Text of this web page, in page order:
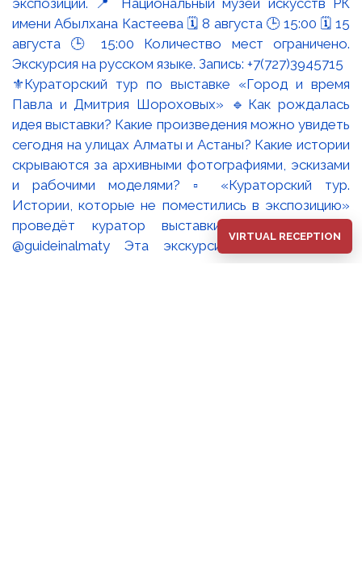
⚜️Кураторский тур по выставке «Город и время
Павла и Дмитрия Шороховых» 🔹Как рождалась
идея выставки? Какие произведения можно увидеть
сегодня на улицах Алматы и Астаны? Какие истории
скрываются за архивными фотографиями, эскизами
и рабочими моделями? ▫️ «Кураторский тур.
Истории, которые не поместились в экспозицию»
проведёт куратор выставки Оксана Танская
@guideinalmaty Эта экскурсия - возможность
VIRTUAL RECEPTION